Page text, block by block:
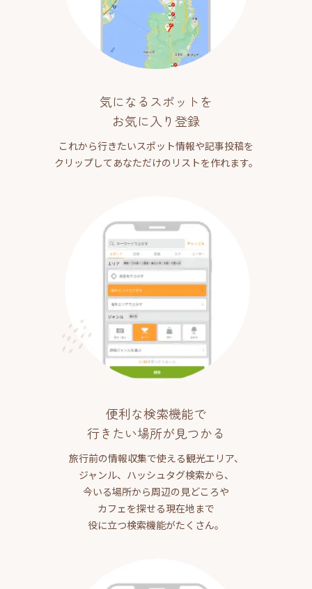
気になるスポットを
お気に入り登録
これから行きたいスポット情報や記事投稿を
クリップしてあなただけのリストを作れます。
便利な検索機能で
行きたい場所が見つかる
旅行前の情報収集で使える観光エリア、
ジャンル、ハッシュタグ検索から、
今いる場所から周辺の見どころや
カフェを探せる現在地まで
役に立つ検索機能がたくさん。